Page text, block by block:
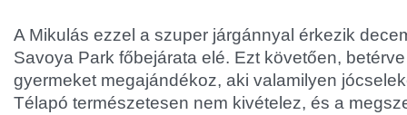
A Mikulás ezzel a szuper járgánnyal érkezik
Savoya Park főbejárata elé. Ezt követően,
gyermeket megajándékoz, aki valamilyen
Télapó természetesen nem kivételez, és a